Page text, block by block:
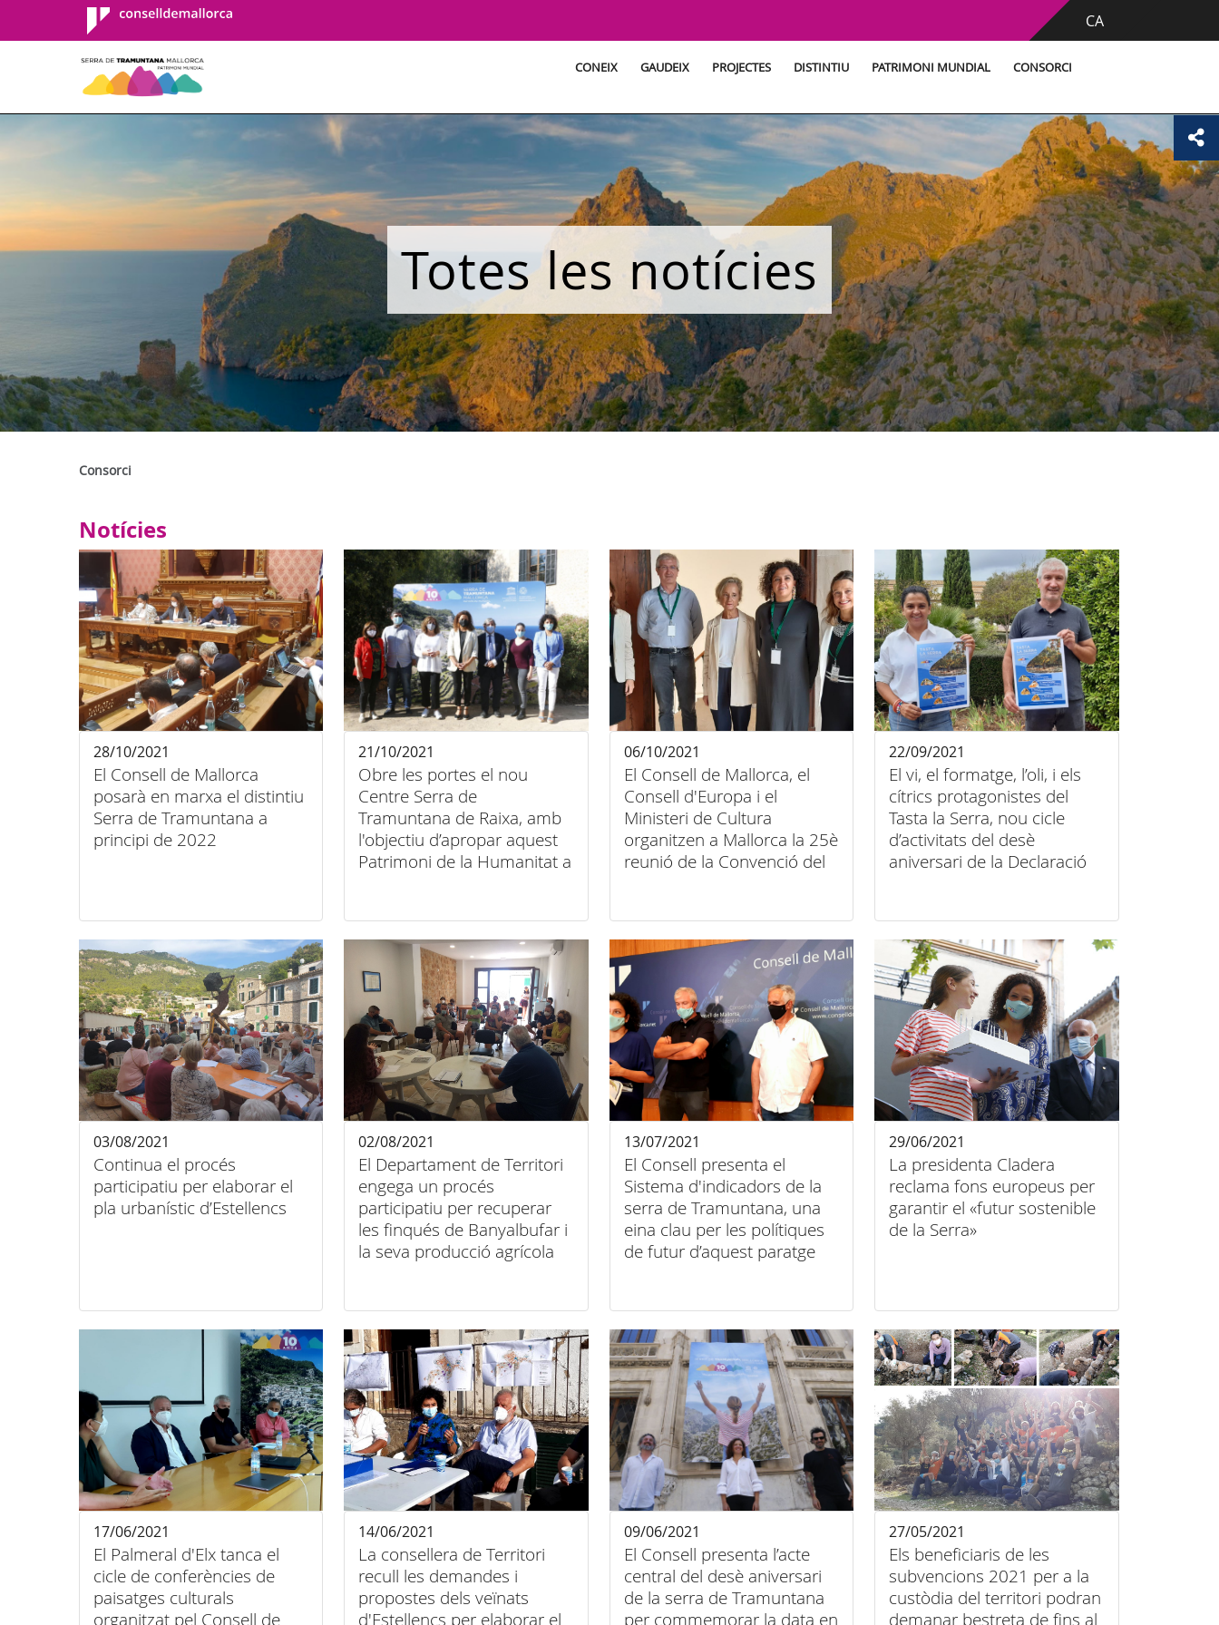
Consell de
Mallorca
CA
CONEIX GAUDEIX PROJECTES DISTINTIU PATRIMONI MUNDIAL CONSORCI
Totes les notícies
Consorci
Notícies
El Consell de Mallorca
posarà en marxa el distintiu
Serra de Tramuntana a
principi de 2022
28/10/2021
Obre les portes el nou
Centre Serra de
Tramuntana de Raixa, amb
l'objectiu d’apropar aquest
Patrimoni de la Humanitat a
21/10/2021
El Consell de Mallorca, el
Consell d'Europa i el
Ministeri de Cultura
organitzen a Mallorca la 25è
reunió de la Convenció del
Tramuntana
06/10/2021
El vi, el formatge, l’oli, i els
cítrics protagonistes del
Tasta la Serra, nou cicle
d’activitats del desè
aniversari de la Declaració
22/09/2021
Continua el procés
participatiu per elaborar el
pla urbanístic d’Estellencs
03/08/2021
El Departament de Territori
engega un procés
participatiu per recuperar
les finqués de Banyalbufar i
la seva producció agrícola
02/08/2021
El Consell presenta el
Sistema d'indicadors de la
serra de Tramuntana, una
eina clau per les polítiques
de futur d’aquest paratge
13/07/2021
La presidenta Cladera
reclama fons europeus per
garantir el «futur sostenible
de la Serra»
29/06/2021
El Palmeral d'Elx tanca el
cicle de conferències de
paisatges culturals
organitzat pel Consell de
17/06/2021
La consellera de Territori
recull les demandes i
propostes dels veïnats
d'Estellencs per elaborar el
14/06/2021
El Consell presenta l’acte
central del desè aniversari
de la serra de Tramuntana
per commemorar la data en
09/06/2021
Els beneficiaris de les
subvencions 2021 per a la
custòdia del territori podran
demanar bestreta de fins al
27/05/2021